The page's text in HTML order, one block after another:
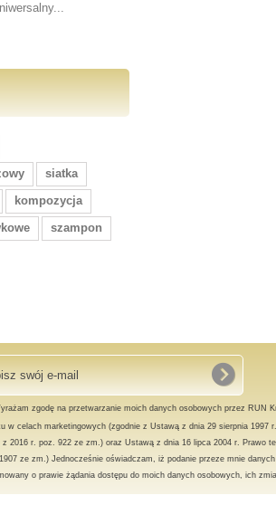
siatka
kompozycja
szampon
zgodę na przetwarzanie moich danych osobowych przez RUN
w celach marketingowych (zgodnie z Ustawą z dnia 29 sierpnia 1997
2016 r. poz. 922 ze zm.) oraz Ustawą z dnia 16 lipca 2004 r. Prawo
ze zm.) Jednocześnie oświadczam, iż podanie przeze mnie
o prawie żądania dostępu do moich danych osobowych, ich